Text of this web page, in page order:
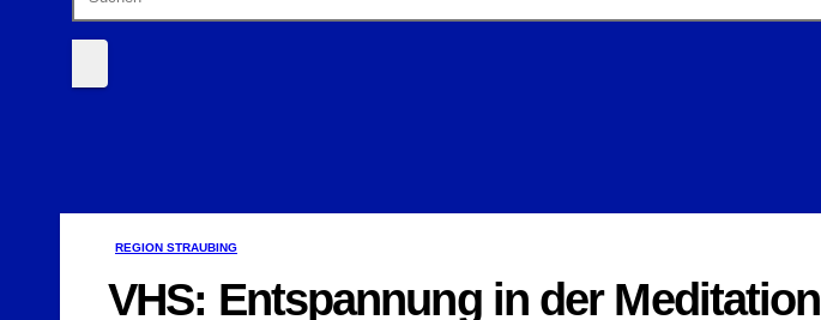
REGION STRAUBING
VHS: Entspannung in der Meditation